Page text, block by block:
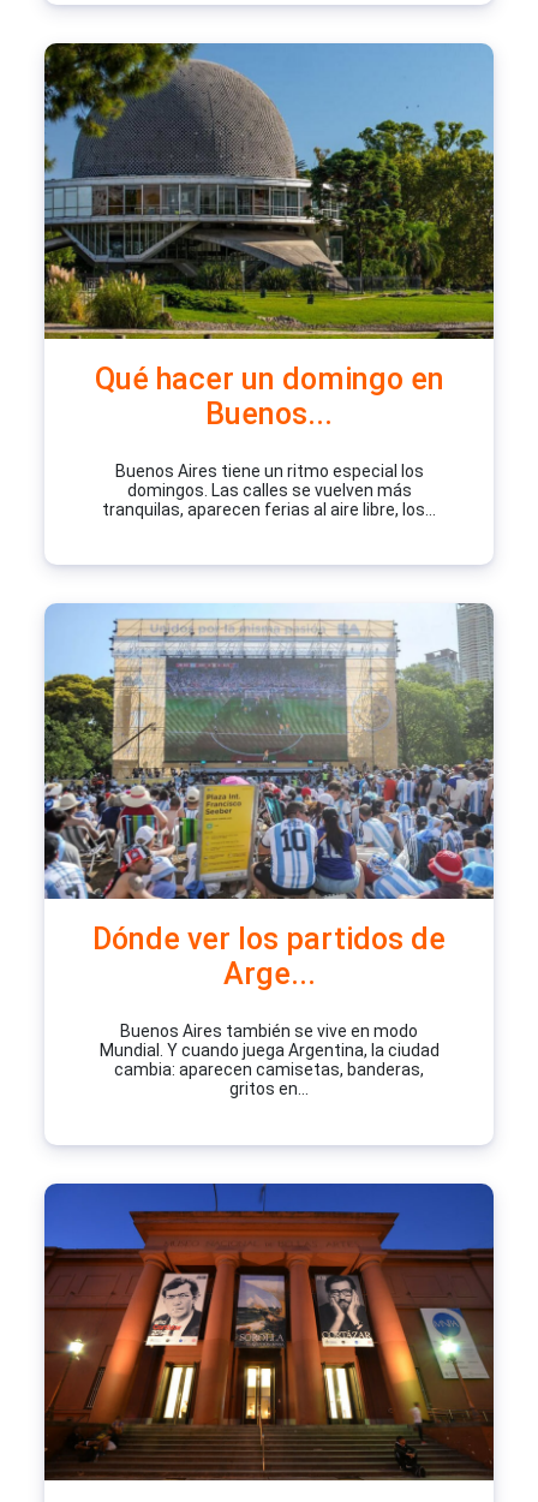
Qué hacer un domingo en
Buenos...
Buenos Aires tiene un ritmo especial los
domingos. Las calles se vuelven más
tranquilas, aparecen ferias al aire libre, los...
Dónde ver los partidos de
Arge...
Buenos Aires también se vive en modo
Mundial. Y cuando juega Argentina, la ciudad
cambia: aparecen camisetas, banderas,
gritos en...